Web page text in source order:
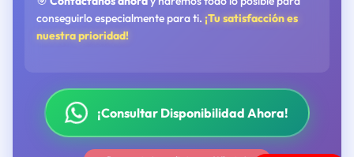
conseguirlo especialmente para ti. ¡Tu satisfacción es
nuestra prioridad!
¡Consultar Disponibilidad Ahora!